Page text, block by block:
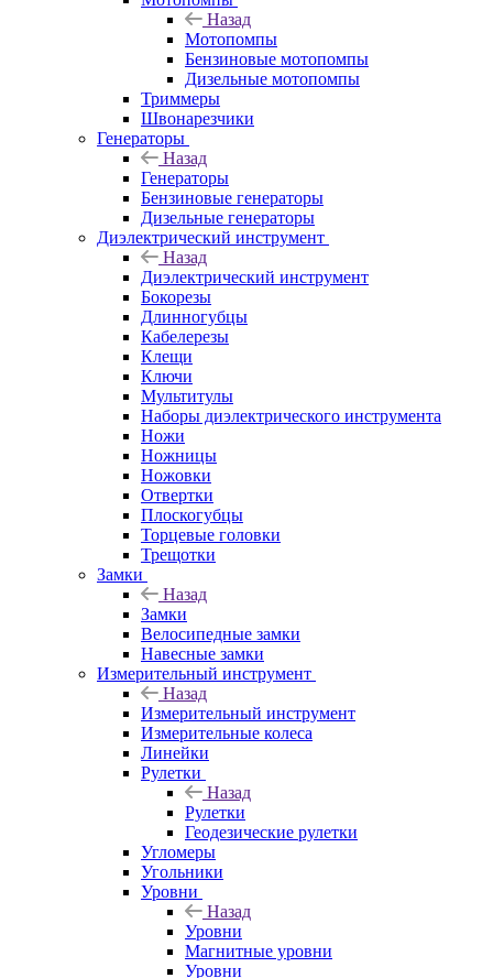
Назад
Мотопомпы
Бензиновые мотопомпы
Дизельные мотопомпы
Триммеры
Швонарезчики
Генераторы
Назад
Генераторы
Бензиновые генераторы
Дизельные генераторы
Диэлектрический инструмент
Назад
Диэлектрический инструмент
Бокорезы
Длинногубцы
Кабелерезы
Клещи
Ключи
Мультитулы
Наборы диэлектрического инструмента
Ножи
Ножницы
Ножовки
Отвертки
Плоскогубцы
Торцевые головки
Трещотки
Замки
Назад
Замки
Велосипедные замки
Навесные замки
Измерительный инструмент
Назад
Измерительный инструмент
Измерительные колеса
Линейки
Рулетки
Назад
Рулетки
Геодезические рулетки
Угломеры
Угольники
Уровни
Назад
Уровни
Магнитные уровни
Уровни